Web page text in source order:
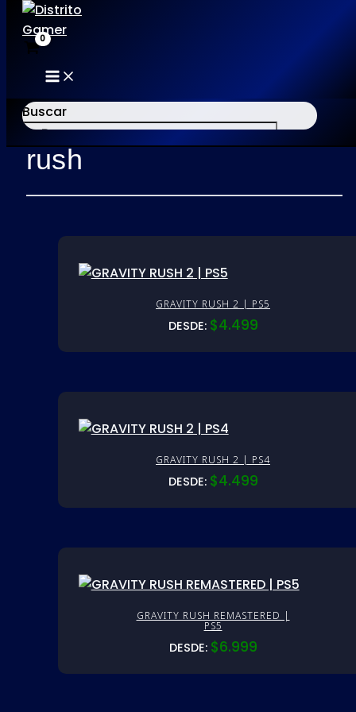
al
contenido
MAIN
MENU
Buscar
×
Inicio/ Productos etiquetados “rush”
rush
GRAVITY RUSH 2 | PS5
DESDE: $4.499
GRAVITY RUSH 2 | PS4
DESDE: $4.499
GRAVITY RUSH REMASTERED |
PS5
DESDE: $6.999